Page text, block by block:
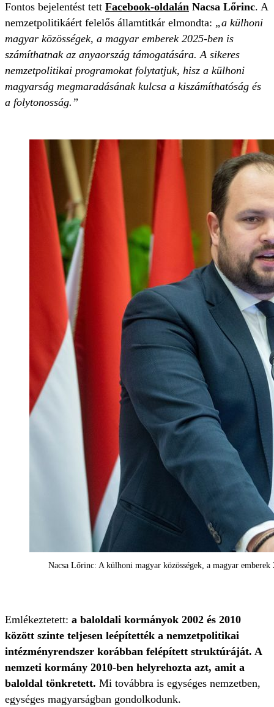
Fontos bejelentést tett Facebook-oldalán Nacsa Lőrinc. A
nemzetpolitikáért felelős államtitkár elmondta: „a külhoni
magyar közösségek, a magyar emberek 2025-ben is
számíthatnak az anyaország támogatására. A sikeres
nemzetpolitikai programokat folytatjuk, hisz a külhoni
magyarság megmaradásának kulcsa a kiszámíthatóság és
a folytonosság.”
Nacsa Lőrinc: A külhoni magyar közösségek, a magyar
Emlékeztetett: a baloldali kormányok 2002 és 2010
között szinte teljesen leépítették a nemzetpolitikai
intézményrendszer korábban felépített struktúráját. A
nemzeti kormány 2010-ben helyrehozta azt, amit a
baloldal tönkretett. Mi továbbra is egységes nemzetben,
egységes magyarságban gondolkodunk.